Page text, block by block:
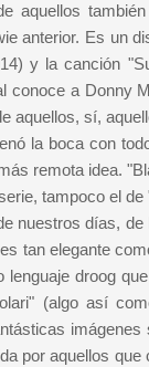
aquellos
anterior. Es un
y la canción
a Donny
aquellos, sí,
la boca con
remota idea.
tampoco el
nuestros días,
tan elegante
droog
(algo así
por aquellos